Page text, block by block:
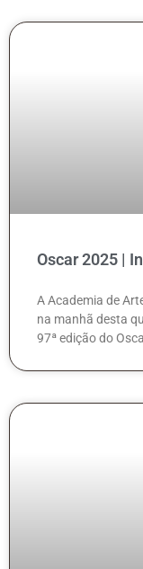
Oscar 2025 |
A Academia de
na manhã desta
97ª edição do